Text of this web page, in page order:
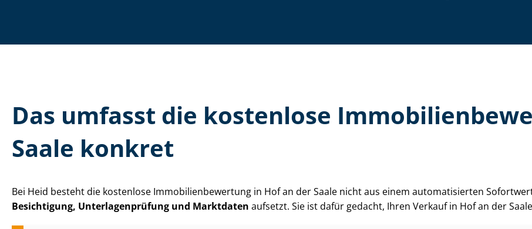
Das umfasst die kostenlose
Saale konkret
Bei Heid besteht die kostenlose Im­mo­bi­li­en­be­wer­tung in Hof an der Saale nicht aus einem automatisierten
Besichtigung, Un­ter­la­gen­prü­fung und Marktdaten aufsetzt. Sie ist dafür gedacht, Ihren Verkauf in Hof an der